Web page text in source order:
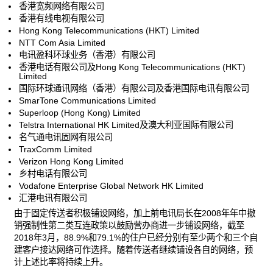
香港宽频网络有限公司
香港有线电视有限公司
Hong Kong Telecommunications (HKT) Limited
NTT Com Asia Limited
电讯盈科环球业务（香港）有限公司
香港电话有限公司及Hong Kong Telecommunications (HKT)
Limited
国际环球通讯网络（香港）有限公司及香港国际电讯有限公司
SmarTone Communications Limited
Superloop (Hong Kong) Limited
Telstra International HK Limited及澳大利亚国际有限公司
名气通电讯固网有限公司
TraxComm Limited
Verizon Hong Kong Limited
乡村电话有限公司
Vodafone Enterprise Global Network HK Limited
汇港电讯有限公司
由于固定传送者积极铺设网络，加上前电讯局长在2008年年中撤
销强制性第二类互连政策以鼓励营办商进一步铺设网络，截至
2018年3月，88.9%和79.1%的住户已经分别有至少两个和三个自
建客户接达网络可作选择。随着传送者继续铺设各自的网络，预
计上述比率将持续上升。